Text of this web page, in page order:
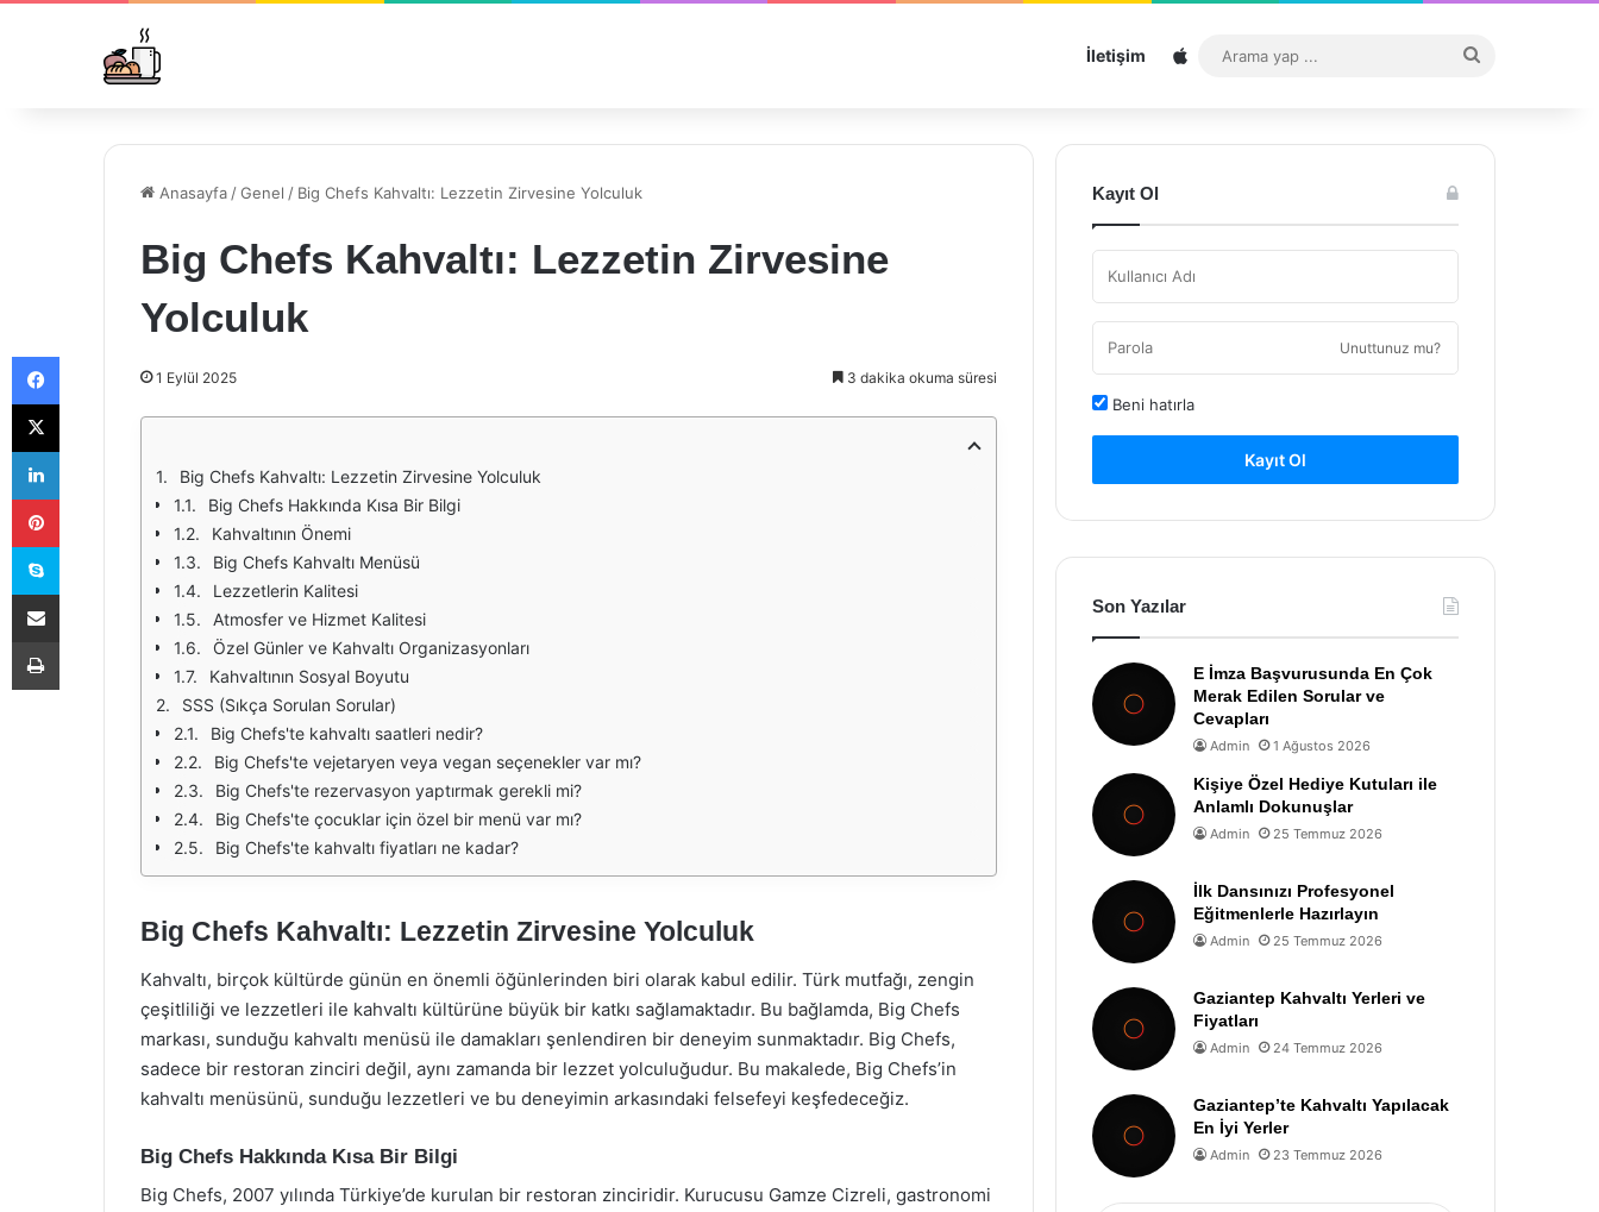
İletişim Sitemap
...
Anasayfa /Genel / Big Chefs Kahvaltı: Lezzetin Zirvesine Yolculuk
Big Chefs Kahvaltı: Lezzetin Zirvesine
Yolculuk
1 Eylül 2025 3 dakika okuma süresi
Big Chefs Kahvaltı: Lezzetin Zirvesine Yolculuk
Big Chefs Hakkında Kısa Bir Bilgi
Kahvaltının Önemi
Big Chefs Kahvaltı Menüsü
Lezzetlerin Kalitesi
Atmosfer ve Hizmet Kalitesi
Özel Günler ve Kahvaltı Organizasyonları
Kahvaltının Sosyal Boyutu
SSS (Sıkça Sorulan Sorular)
Big Chefs'te kahvaltı saatleri nedir?
Big Chefs'te vejetaryen veya vegan seçenekler var mı?
Big Chefs'te rezervasyon yaptırmak gerekli mi?
Big Chefs'te çocuklar için özel bir menü var mı?
Big Chefs'te kahvaltı fiyatları ne kadar?
Big Chefs Kahvaltı: Lezzetin Zirvesine Yolculuk
Kahvaltı, birçok kültürde günün en önemli öğünlerinden biri olarak kabul edilir. Türk mutfağı, zengin
çeşitliliği ve lezzetleri ile kahvaltı kültürüne büyük bir katkı sağlamaktadır. Bu bağlamda, Big Chefs
markası, sunduğu kahvaltı menüsü ile damakları şenlendiren bir deneyim sunmaktadır. Big Chefs,
sadece bir restoran zinciri değil, aynı zamanda bir lezzet yolculuğudur. Bu makalede, Big Chefs’in
kahvaltı menüsünü, sunduğu lezzetleri ve bu deneyimin arkasındaki felsefeyi keşfedeceğiz.
Big Chefs Hakkında Kısa Bir Bilgi
Big Chefs, 2007 yılında Türkiye’de kurulan bir restoran zinciridir. Kurucusu Gamze Cizreli, gastronomi
Kayıt Ol
Unuttunuz mu?
Beni hatırla
Kayıt Ol
Son Yazılar
E İmza Başvurusunda En Çok
Merak Edilen Sorular ve
Cevapları
Admin 1 Ağustos 2026
Kişiye Özel Hediye Kutuları ile
Anlamlı Dokunuşlar
Admin 25 Temmuz 2026
İlk Dansınızı Profesyonel
Eğitmenlerle Hazırlayın
Admin 25 Temmuz 2026
Gaziantep Kahvaltı Yerleri ve
Fiyatları
Admin 24 Temmuz 2026
Gaziantep’te Kahvaltı Yapılacak
En İyi Yerler
Admin 23 Temmuz 2026
Facebook
X
LinkedIn
Pinterest
Skype
E-Posta ile paylaş